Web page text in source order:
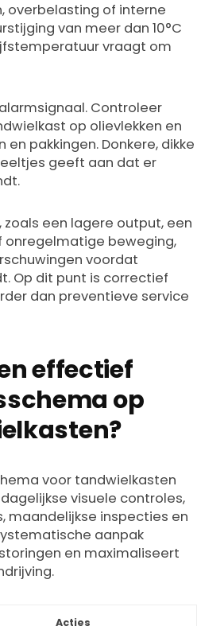
overbelasting of interne
van meer dan 10°C
vraagt om
Controleer
op olievlekken en
pakkingen. Donkere, dikke
geeft aan dat er
een lagere output, een
onregelmatige beweging,
voordat
Op dit punt is correctief
dan preventieve service
effectief
op
voor tandwielkasten
visuele controles,
maandelijkse inspecties en
aanpak
en maximaliseert
Acties